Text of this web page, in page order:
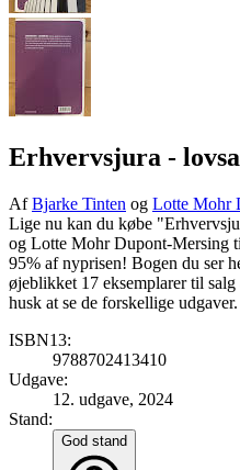
Erhvervsjura -
AfBjarke Tinten og Lotte Mohr
Lige nu kan du købe
og Lotte Mohr Dupont-Mersing
95% af nyprisen! Bogen du ser
øjeblikket 17 eksemplarer til
husk at se de forskellige udgaver.
ISBN13:
9788702413410
Udgave:
12. udgave, 2024
Stand:
God stand